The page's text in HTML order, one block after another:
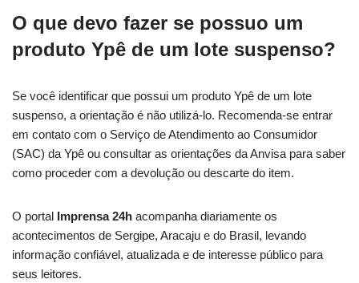
O que devo fazer se possuo um
produto Ypê de um lote suspenso?
Se você identificar que possui um produto Ypê de um lote
suspenso, a orientação é não utilizá-lo. Recomenda-se entrar
em contato com o Serviço de Atendimento ao Consumidor
(SAC) da Ypê ou consultar as orientações da Anvisa para saber
como proceder com a devolução ou descarte do item.
O portal Imprensa 24h acompanha diariamente os
acontecimentos de Sergipe, Aracaju e do Brasil, levando
informação confiável, atualizada e de interesse público para
seus leitores.